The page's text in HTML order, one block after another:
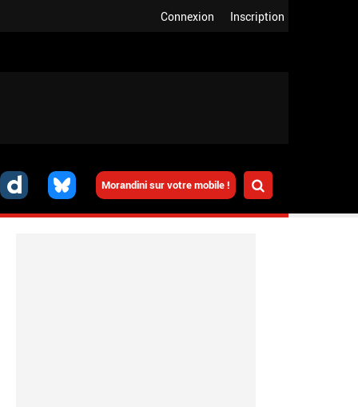
Inscription
Connexion
Morandini sur votre mobile !